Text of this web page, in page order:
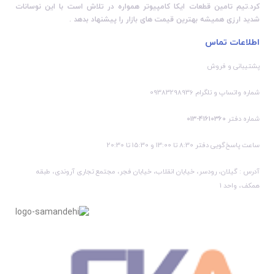
کرد.تیم تامین قطعات ایکا کامپیوتر همواره در تلاش است با این نوسانات
شدید ارزی همیشه بهترین قیمت های بازار را پیشنهاد بدهد .
اطلاعات تماس
پشتیبانی و فروش
شماره واتساپ و تلگرام 09383298936
شماره دفتر 41610360-013
ساعت پاسخ‌گویی دفتر 8:30 تا 13:00 و 15:30 تا 20:30
آدرس : گیلان، رودسر، خیابان انقلاب، خیابان فجر، مجتمع تجاری آروندی، طبقه
همکف، واحد 1